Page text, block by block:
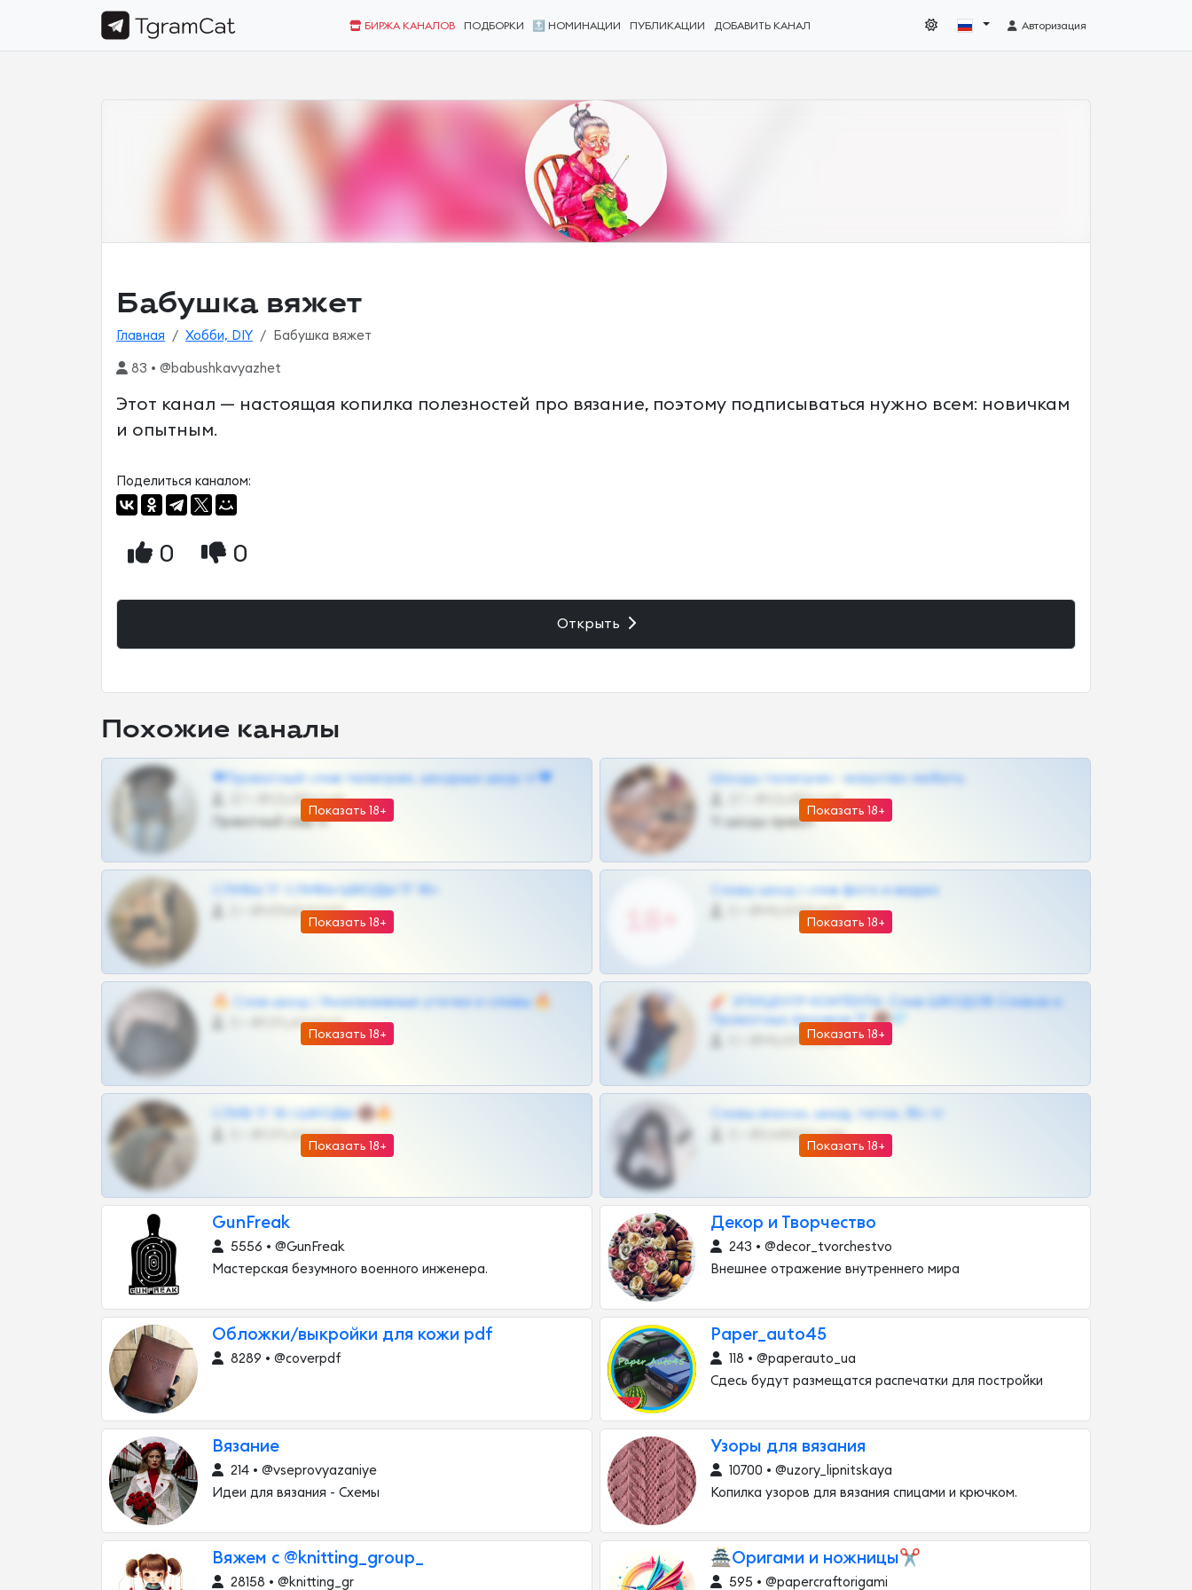
БИРЖА КАНАЛОВ ПОДБОРКИ 🔝 НОМИНАЦИИ ПУБЛИКАЦИИ ДОБАВИТЬ КАНАЛ Авторизация
Бабушка вяжет
Главная Хобби, DIY Бабушка вяжет
83 • @babushkavyazhet
Этот канал — настоящая копилка полезностей про вязание, поэтому подписываться нужно всем: новичкам
и опытным.
Поделиться каналом:
0 0
Открыть
Похожие каналы
Показать 18+
❤Приватный слив телеграм, шкодных шкур тг❤
@SZu3ll3sCatt_bot
Приватный слив тг
Показать 18+
Шкоды телеграм - искуство любить
@SZu3ll3sCatt_bot
Тг шкоды приват
Показать 18+
СЛИВЫ ТГ СЛИВЫ ШКОДЫ ТГ 18+
@VIPARHIVS55BOT
Показать 18+
Сливы шкод | слив фото и видео
@MILKPRIVATES39BOT
Показать 18+
🔥 Слив шкод | Эксклюзивные утечки и сливы 🔥
@OPLATAPODPSK1BOT
Показать 18+
🧨 ЭПИЦЕНТР КОНТЕНТА: Слив ШКОДОВ Сливов и
Приватных Архивов ТГ 🔞💎
@MILKPRIVATES39BOT
Показать 18+
СЛИВ ТГ 18 | ШКОДЫ 🔞🔥
@OPLATAPODPSK1BOT
Показать 18+
Сливы вписок, шкод, теток, 18+ тг
@DARK15FLOWSBOT
GunFreak
5556 • @GunFreak
Мастерская безумного военного инженера.
Декор и Творчество
243 • @decor_tvorchestvo
Внешнее отражение внутреннего мира
Обложки/выкройки для кожи pdf
8289 • @coverpdf
Paper_auto45
118 • @paperauto_ua
Сдесь будут размещатся распечатки для постройки
Вязание
214 • @vseprovyazaniye
Идеи для вязания - Схемы
Узоры для вязания
10700 • @uzory_lipnitskaya
Копилка узоров для вязания спицами и крючком.
Вяжем с @knitting_group_
28158 • @knitting_gr
🏯Оригами и ножницы✂️
595 • @papercraftorigami